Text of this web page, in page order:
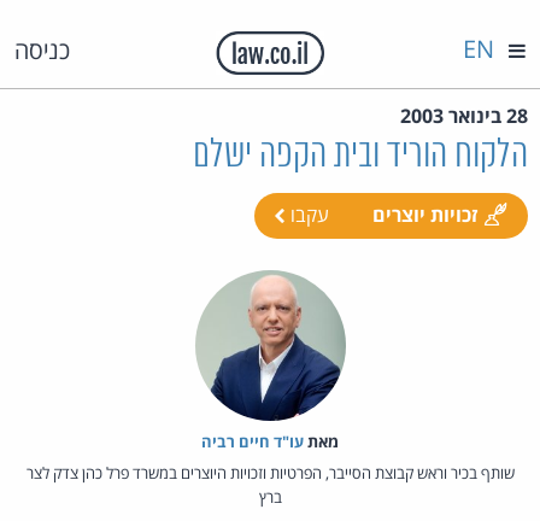
כניסה EN
28 בינואר 2003
הלקוח הוריד ובית הקפה ישלם
זכויות יוצרים עקבו
מאת‏עו"ד חיים רביה
שותף בכיר וראש קבוצת הסייבר, הפרטיות וזכויות היוצרים במשרד פרל כהן צדק לצר
ברץ